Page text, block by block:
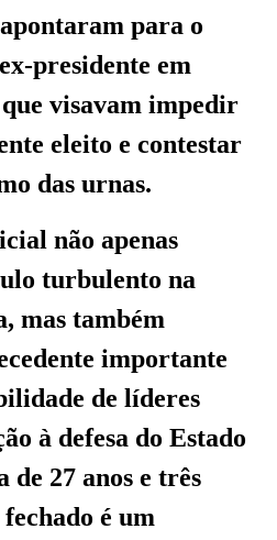
para o
presidente em
que visavam impedir
eleito e contestar
das urnas.
não apenas
turbulento na
mas também
importante
de líderes
à defesa do Estado
de 27 anos e três
é um